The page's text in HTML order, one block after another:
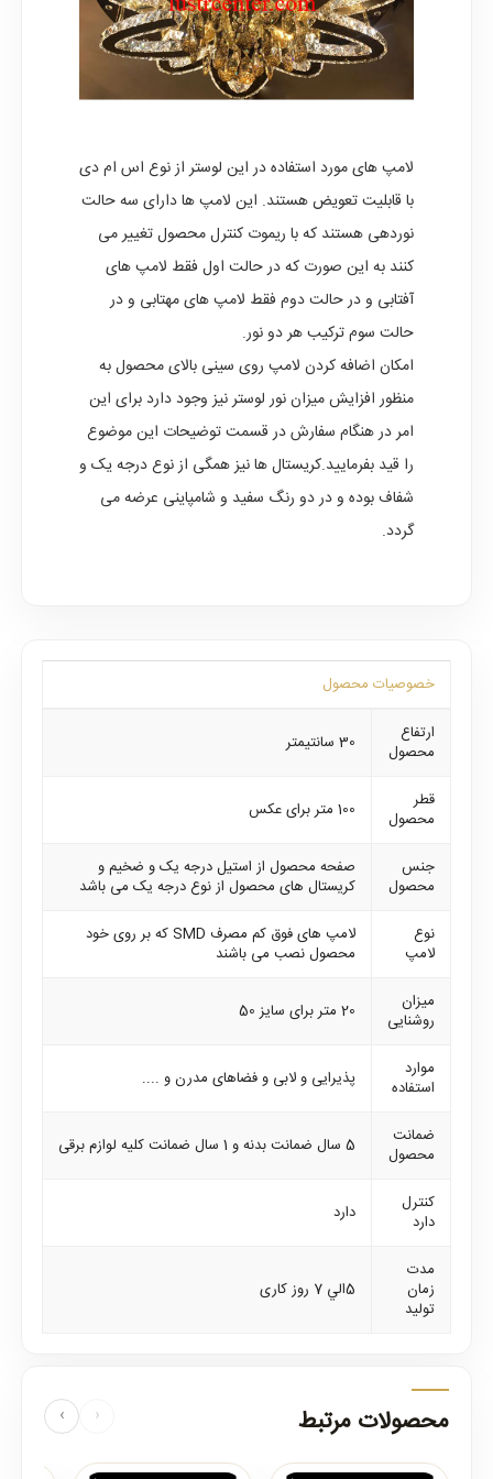
لامپ های مورد استفاده در این لوستر از نوع اس ام دی
با قابلیت تعویض هستند. این لامپ ها دارای سه حالت
نوردهی هستند که با ریموت کنترل محصول تغییر می
کنند به این صورت که در حالت اول فقط لامپ های
آفتابی و در حالت دوم فقط لامپ های مهتابی و در
حالت سوم ترکیب هر دو نور.
امکان اضافه کردن لامپ روی سینی بالای محصول به
منظور افزایش میزان نور لوستر نیز وجود دارد برای این
امر در هنگام سفارش در قسمت توضیحات این موضوع
را قید بفرمایید.کریستال ها نیز همگی از نوع درجه یک و
شفاف بوده و در دو رنگ سفید و شامپاینی عرضه می
گردد.
خصوصیات محصول
ارتفاع
محصول
30 سانتیمتر
قطر
محصول
100 متر برای عکس
جنس
محصول
صفحه محصول از استیل درجه یک و ضخیم و
کریستال های محصول از نوع درجه یک می باشد
نوع
لامپ
لامپ های فوق کم مصرف SMD که بر روی خود
محصول نصب می باشند
میزان
روشنایی
20 متر برای سایز 50
موارد
استفاده
پذیرایی و لابی و فضاهای مدرن و ....
ضمانت
محصول
5 سال ضمانت بدنه و 1 سال ضمانت کلیه لوازم برقی
کنترل
دارد
دارد
مدت
زمان
تولید
5الي 7 روز كارى
محصولات مرتبط ‹
›